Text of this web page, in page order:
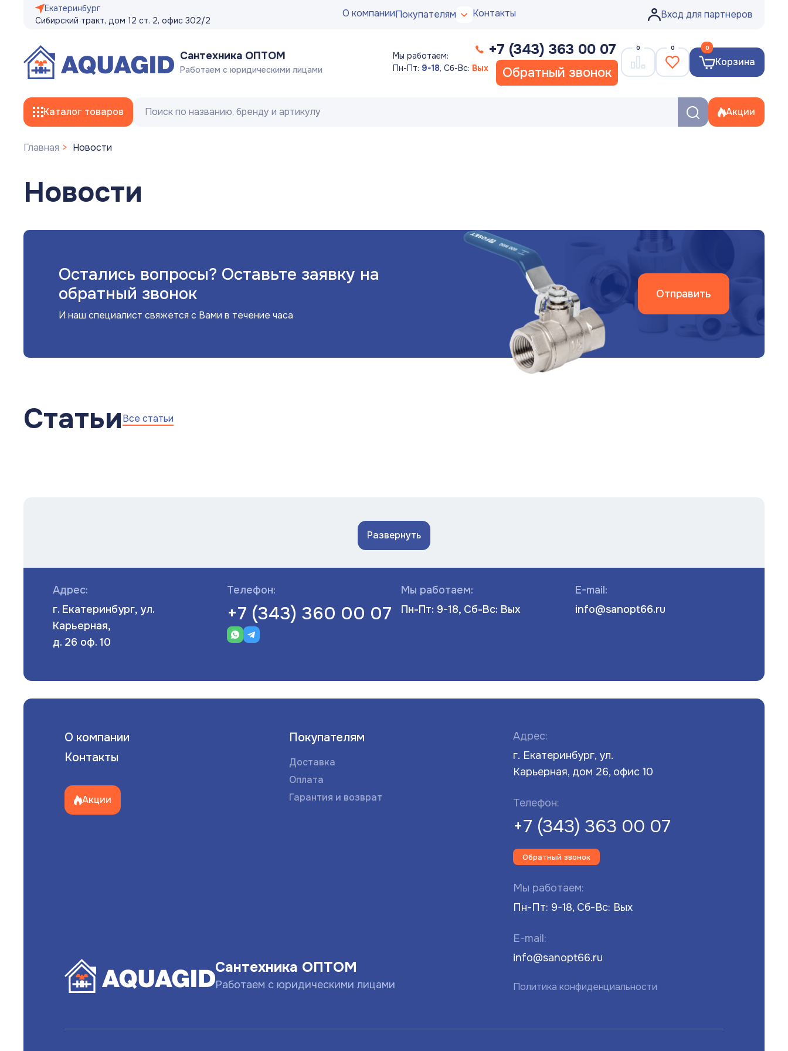
Екатеринбург
Сибирский тракт, дом 12 ст. 2, офис 302/2
О компанииПокупателям Контакты Вход для партнеров
Сантехника ОПТОМ
Работаем с юридическими лицами
Мы работаем:
Пн-Пт: 9-18, Сб-Вс: Вых
+7 (343) 363 00 07
Обратный звонок
0 0
Корзина
0
Каталог товаров
Трубы
Шланги садовые
Запорная арматура
Канализационное оборудование
Водоподготовка
Мойки
Система отопления
Теплоизоляция
Товары для Ванной комнаты и туалета
Вентиляционное оборудование
Акции
Главная Новости
Новости
Остались вопросы? Оставьте заявку на
обратный звонок
И наш специалист свяжется с Вами в течение часа
Отправить
СтатьиВсе статьи
Развернуть
Адрес:
г. Екатеринбург, ул.
Карьерная,
д. 26 оф. 10
Телефон:
+7 (343) 360 00 07
Мы работаем:
Пн-Пт: 9-18, Сб-Вс: Вых
E-mail:
info@sanopt66.ru
Сантехника ОПТОМ
Работаем с юридическими лицами
О компании
Контакты
Акции
Покупателям
Доставка
Оплата
Гарантия и возврат
Адрес:
г. Екатеринбург, ул.
Карьерная, дом 26, офис 10
Телефон:
+7 (343) 363 00 07
Обратный звонок
Мы работаем:
Пн-Пт: 9-18, Сб-Вс: Вых
E-mail:
info@sanopt66.ru
Политика конфиденциальности